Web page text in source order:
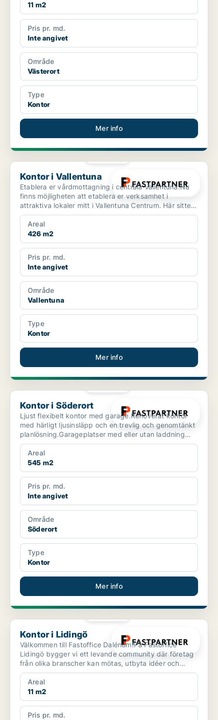
11 m2
Pris pr. md.
Inte angivet
Område
Västerort
Type
Kontor
Mer info
Kontor i Vallentuna
Kontor i Vallentuna
Etablera er vårdmottagning i centrala Vallentuna.Nu
finns möjligheten att etablera er verksamhet i
attraktiva lokaler mitt i Vallentuna Centrum. Här sitter
n...
Areal
426 m2
Pris pr. md.
Inte angivet
Område
Vallentuna
Type
Kontor
Mer info
Kontor i Söderort
Kontor i Söderort
Ljust flexibelt kontor med garage.Renoverat kontor
med härligt ljusinsläpp och en trevlig och genomtänkt
planlösning.Garageplatser med eller utan laddning
ka...
Areal
545 m2
Pris pr. md.
Inte angivet
Område
Söderort
Type
Kontor
Mer info
Kontor i Lidingö
Kontor i Lidingö
Välkommen till Fastoffice Dalénum!På Fastoffice
Lidingö bygger vi ett levande community där företag
från olika branscher kan mötas, utbyta idéer och
skapa vä...
Areal
11 m2
Pris pr. md.